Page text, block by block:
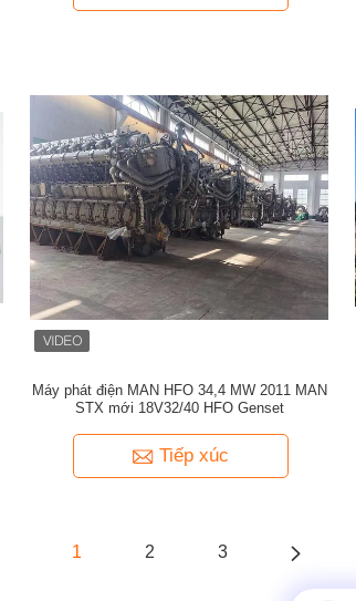
Máy phát điện MAN HFO 34,4 MW 2011 MAN
STX mới 18V32/40 HFO Genset
Tiếp xúc
1 2 3